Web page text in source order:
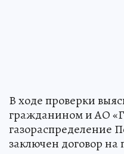
В ходе проверки
гражданином и АО
газораспределение
заключен договор